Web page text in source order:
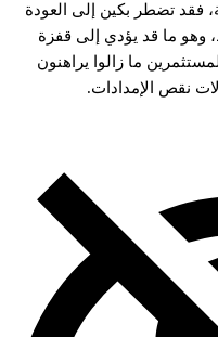
فقد تضطر بكين إلى العودة
وهو ما قد يؤدي إلى قفزة
ما زالوا
يراهنون
نقص الإمدادات.